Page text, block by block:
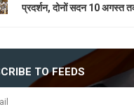
प्रदर्शन, दोनों सदन 10 अगस्त
TO FEEDS